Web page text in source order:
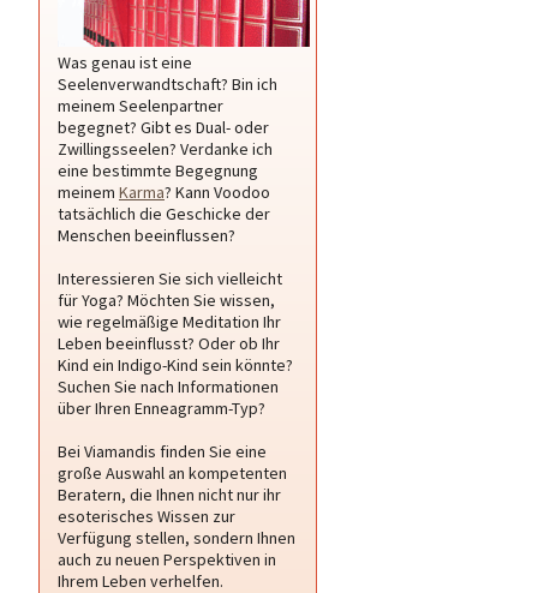
Was genau ist eine
Seelenverwandtschaft? Bin ich
meinem Seelenpartner
begegnet? Gibt es Dual- oder
Zwillingsseelen? Verdanke ich
eine bestimmte Begegnung
meinem Karma? Kann Voodoo
tatsächlich die Geschicke der
Menschen beeinflussen?
Interessieren Sie sich vielleicht
für Yoga? Möchten Sie wissen,
wie regelmäßige Meditation Ihr
Leben beeinflusst? Oder ob Ihr
Kind ein Indigo-Kind sein könnte?
Suchen Sie nach Informationen
über Ihren Enneagramm-Typ?
Bei Viamandis finden Sie eine
große Auswahl an kompetenten
Beratern, die Ihnen nicht nur ihr
esoterisches Wissen zur
Verfügung stellen, sondern Ihnen
auch zu neuen Perspektiven in
Ihrem Leben verhelfen.